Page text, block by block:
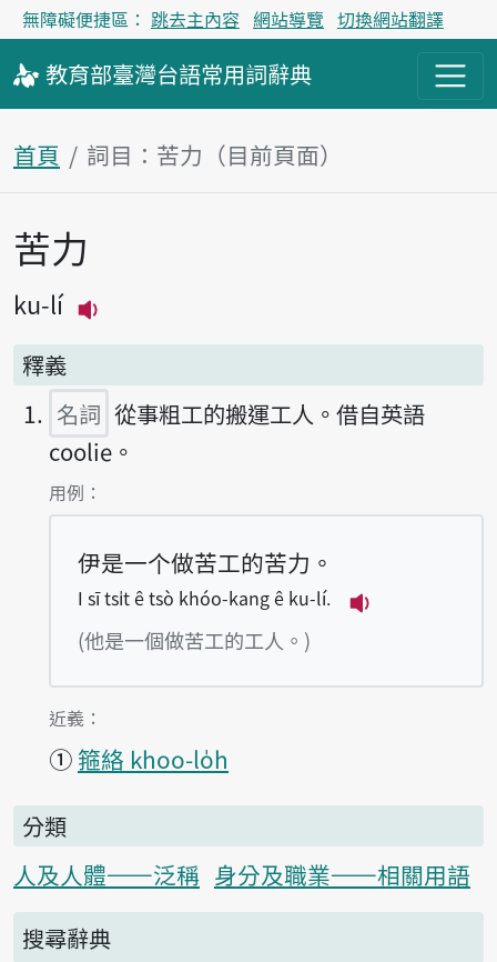
無障礙便捷區： 跳去主內容 網站導覽 切換網站翻譯
教育部臺灣台語常用詞辭典
首頁 詞目：苦力（目前頁面）
主內容區塊
苦力
ku-lí
釋義
名詞 從事粗工的搬運工人。借自英語
coolie。
第1項釋義的
用例：
伊是一个做苦工的苦力。
I sī tsi̍t ê tsò khóo-kang ê ku-lí.
(他是一個做苦工的工人。)
第1項釋義的
近義：
① 箍絡 khoo-lo̍h
分類
人及人體——泛稱 身分及職業——相關用語
搜尋辭典